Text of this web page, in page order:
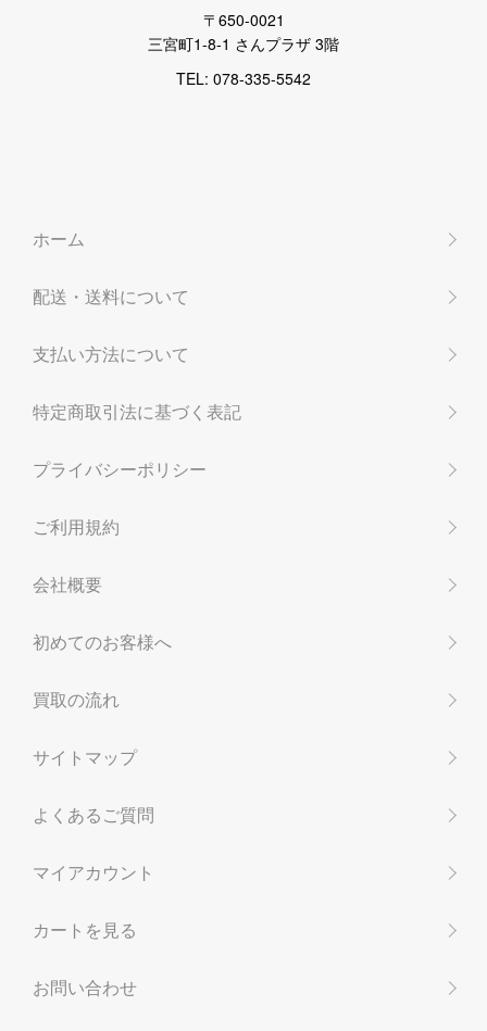
〒650-0021
三宮町1-8-1 さんプラザ 3階
TEL: 078-335-5542
ホーム
配送・送料について
支払い方法について
特定商取引法に基づく表記
プライバシーポリシー
ご利用規約
会社概要
初めてのお客様へ
買取の流れ
サイトマップ
よくあるご質問
マイアカウント
カートを見る
お問い合わせ